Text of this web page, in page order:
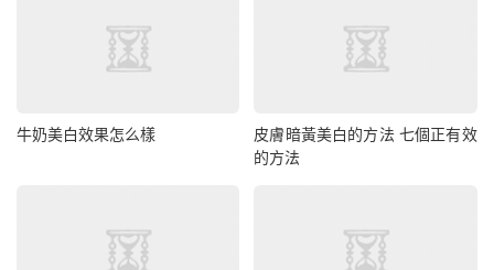
牛奶美白效果怎么樣
皮膚暗黃美白的方法 七個正有效
的方法